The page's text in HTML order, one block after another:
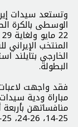
وتستعد سيدات
الوسطى بالكرة
المنتخب
الخارجي بتايلند
البطولة.
فقد واجهت
مباراة ودية
25-14، 26-24، 25-20.